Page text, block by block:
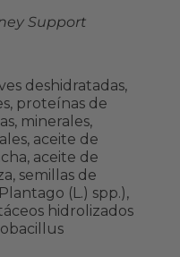
Support
deshidratadas,
proteínas de
minerales,
aceite de
aceite de
semillas de
(L.) spp.),
hidrolizados